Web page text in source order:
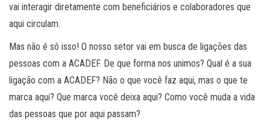
vai interagir diretamente com beneficiários e colaboradores que
aqui circulam.
Mas não é só isso! O nosso setor vai em busca de ligações das
pessoas com a ACADEF. De que forma nos unimos? Qual é a sua
ligação com a ACADEF? Não o que você faz aqui, mas o que te
marca aqui? Que marca você deixa aqui? Como você muda a vida
das pessoas que por aqui passam?